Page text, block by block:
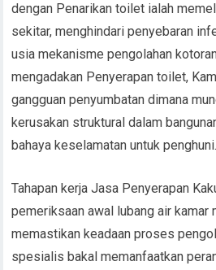
dengan Penarikan toilet ialah
sekitar, menghindari penyebaran
usia mekanisme pengolahan
mengadakan Penyerapan toilet,
gangguan penyumbatan dimana
kerusakan struktural dalam
bahaya keselamatan untuk
Tahapan kerja Jasa Penyerapan
pemeriksaan awal lubang air kamar
memastikan keadaan proses
spesialis bakal memanfaatkan